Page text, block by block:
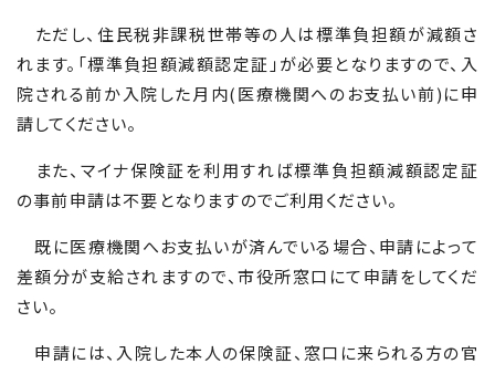
ただし、住民税非課税世帯等の人は標準負担額が減額さ
れます。「標準負担額減額認定証」が必要となりますので、入
院される前か入院した月内(医療機関へのお支払い前)に申
請してください。
また、マイナ保険証を利用すれば標準負担額減額認定証
の事前申請は不要となりますのでご利用ください。
既に医療機関へお支払いが済んでいる場合、申請によって
差額分が支給されますので、市役所窓口にて申請をしてくだ
さい。
申請には、入院した本人の保険証、窓口に来られる方の官